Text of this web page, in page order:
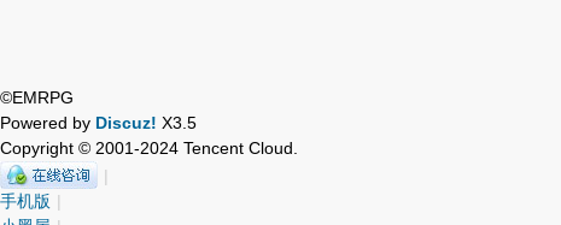
©EMRPG
Powered by Discuz! X3.5
Copyright © 2001-2024 Tencent Cloud.
|
手机版 |